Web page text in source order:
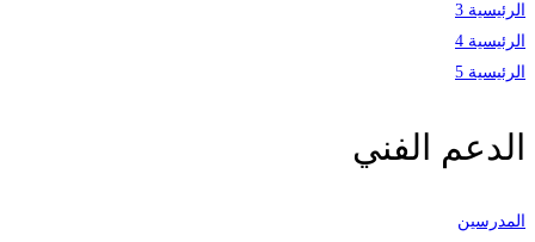
الرئيسية 3
الرئيسية 4
الرئيسية 5
الدعم الفني
المدرسين